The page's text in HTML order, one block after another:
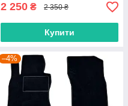
2 250 ₴ 2 350 ₴
Купити
–4%